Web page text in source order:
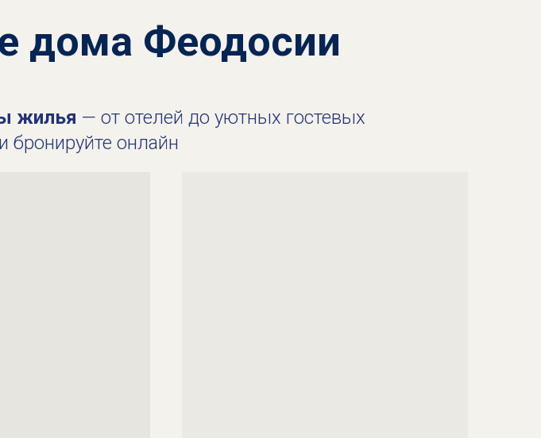
дома Феодосии
жилья — от отелей до уютных гостевых
бронируйте онлайн